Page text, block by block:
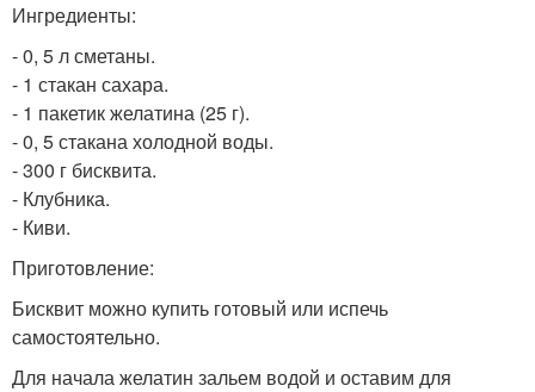
Ингредиенты:
- 0, 5 л сметаны.
- 1 стакан сахара.
- 1 пакетик желатина (25 г).
- 0, 5 стакана холодной воды.
- 300 г бисквита.
- Клубника.
- Киви.
Приготовление:
Бисквит можно купить готовый или испечь
самостоятельно.
Для начала желатин зальем водой и оставим для